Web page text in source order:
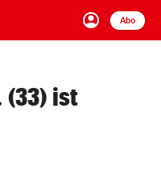
account_circle
Anmelden
Abo
close Schließen
(33) ist